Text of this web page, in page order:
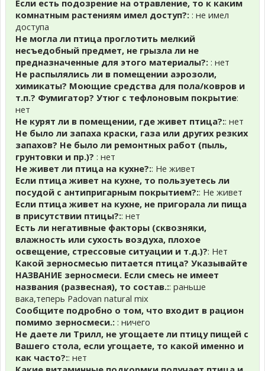
Если есть подозрение на отравление, то к каким
комнатным растениям имел доступ?: : не имел
доступа
Не могла ли птица проглотить мелкий
несъедобный предмет, не грызла ли не
предназначенные для этого материалы?: : нет
Не распылялись ли в помещении аэрозоли,
химикаты? Моющие средства для пола/ковров и
т.п.? Фумигатор? Утюг с тефлоновым покрытие:
нет
Не курят ли в помещении, где живет птица?:: нет
Не было ли запаха краски, газа или других резких
запахов? Не было ли ремонтных работ (пыль,
грунтовки и пр.)? : нет
Не живет ли птица на кухне?:: Не живет
Если птица живет на кухне, то пользуетесь ли
посудой с антипригарным покрытием?:: Не живет
Если птица живет на кухне, не пригорала ли пища
в присутствии птицы?:: нет
Есть ли негативные факторы (сквозняки,
влажность или сухость воздуха, плохое
освещение, стрессовые ситуации и т.д.)?: Нет
Какой зерносмесью питается птица? Указывайте
НАЗВАНИЕ зерносмеси. Если смесь не имеет
названия (развесная), то состав.:: раньше
вака,теперь Padovan natural mix
Сообщите подробно о том, что входит в рацион
помимо зерносмеси.: : ничего
Не даете ли Трилл, не угощаете ли птицу пищей с
Вашего стола, если угощаете, то какой именно и
как часто?:: нет